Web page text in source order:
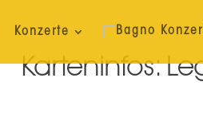
Konzerte
Karteninfos: